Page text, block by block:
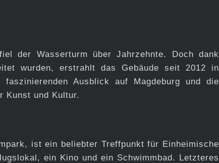
der Wasserturm über Jahrzehnte. Doch dank
wurden, erstrahlt das Gebäude seit 2012 in
Ausblick auf Magdeburg und die
Kunst und Kultur.
ist ein beliebter Treffpunkt für Einheimische
ein Kino und ein Schwimmbad. Letzteres